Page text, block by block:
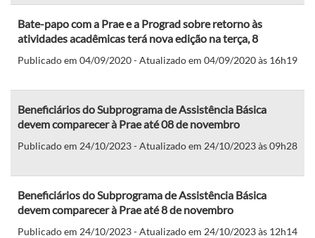
Bate-papo com a Prae e a Prograd sobre retorno às
atividades acadêmicas terá nova edição na terça, 8
Publicado em 04/09/2020 - Atualizado em 04/09/2020 às 16h19
Beneficiários do Subprograma de Assistência Básica
devem comparecer à Prae até 08 de novembro
Publicado em 24/10/2023 - Atualizado em 24/10/2023 às 09h28
Beneficiários do Subprograma de Assistência Básica
devem comparecer à Prae até 8 de novembro
Publicado em 24/10/2023 - Atualizado em 24/10/2023 às 12h14